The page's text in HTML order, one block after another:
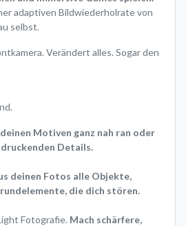
adaptiven Bildwiederholrate von
selbst.
Verändert alles. Sogar den
Motiven ganz nah ran oder
Details.
deinen Fotos alle Objekte,
die dich stören.
Fotografie. Mach schärfere,